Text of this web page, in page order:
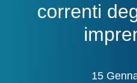
correnti
15